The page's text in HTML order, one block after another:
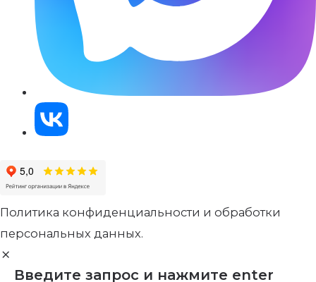
Политика конфиденциальности и обработки
персональных данных.
Введите запрос и нажмите enter